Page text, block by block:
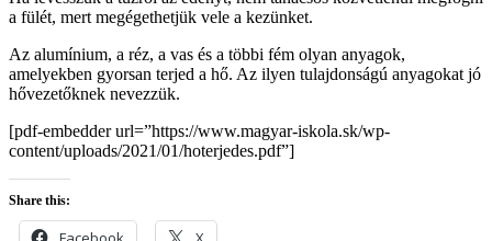
a fülét, mert megégethetjük vele a kezünket.
Az alumínium, a réz, a vas és a többi fém olyan anyagok,
amelyekben gyorsan terjed a hő. Az ilyen tulajdonságú anyagokat jó
hővezetőknek nevezzük.
[pdf-embedder url=”https://www.magyar-iskola.sk/wp-
content/uploads/2021/01/hoterjedes.pdf”]
Share this: